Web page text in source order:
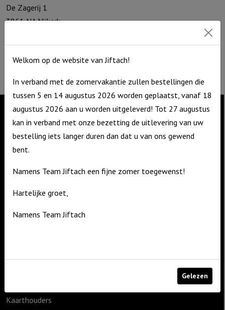
De Zagerij 1
3861 NA Nijkerk
E: info@jiftach.nl
KVK nr: 60086041
Contact
De Zagerij 1
E:info@jiftach.nl
Productcategorieën
Kaarthouders
Welkom op de website van Jiftach!
In verband met de zomervakantie zullen bestellingen die
tussen 5 en 14 augustus 2026 worden geplaatst, vanaf 18
augustus 2026 aan u worden uitgeleverd! Tot 27 augustus
kan in verband met onze bezetting de uitlevering van uw
bestelling iets langer duren dan dat u van ons gewend
bent.
Namens Team Jiftach een fijne zomer toegewenst!
Hartelijke groet,
Namens Team Jiftach
Gelezen